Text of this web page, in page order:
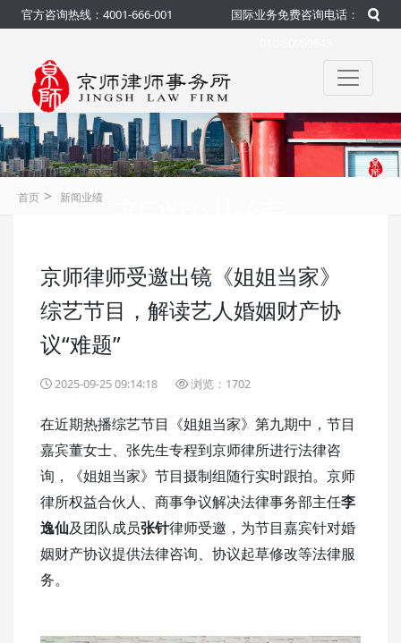
官方咨询热线：4001-666-001
国际业务免费咨询电话：
官方 咨询热线：4001-666-001
首页 > 新闻业绩
京师律师受邀出镜《姐姐当家》
综艺节目，解读艺人婚姻财产协
议“难题”
2025-09-25 09:14:18 浏览：1702
在近期热播综艺节目《姐姐当家》第九期中，节目
嘉宾董女士、张先生专程到京师律所进行法律咨
询，《姐姐当家》节目摄制组随行实时跟拍。京师
律所权益合伙人、商事争议解决法律事务部主任李
逸仙及团队成员张针律师受邀，为节目嘉宾针对婚
姻财产协议提供法律咨询、协议起草修改等法律服
务。